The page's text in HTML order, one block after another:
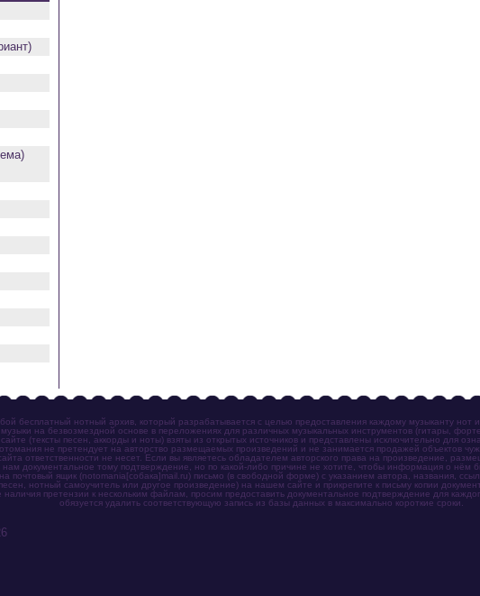
бесплатный нотный архив, который разрабатывается с целью предоставления каждому музыканту нот
на безвозмездной основе в переложениях для различных музыкальных инструментов (гитары,
(тексты песен, аккорды и ноты) взяты из открытых источников и представлены исключительно для
не претендует на авторство размещаемых произведений и не занимается продажей объектов
ответственности не несет. Если вы являетесь обладателем авторского права на произведение,
нам документальное тому подтверждение, но по какой-либо причине не хотите, чтобы информация о нём
почтовый ящик (notomania[собака]mail.ru) письмо (в свободной форме) с указанием автора, названия,
нотный самоучитель или другое произведение) на нашем сайте и прикрепите к письму копии
претензии к нескольким файлам, просим предоставить документальное подтверждение для
обязуется удалить соответствующую запись из базы данных в максимально короткие сроки.